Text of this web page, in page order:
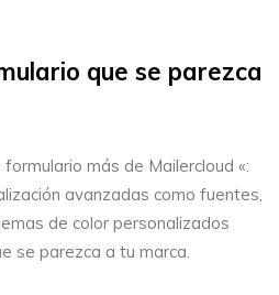
que se parezca
más de Mailercloud «:
avanzadas como fuentes,
de color personalizados
se parezca a tu marca.